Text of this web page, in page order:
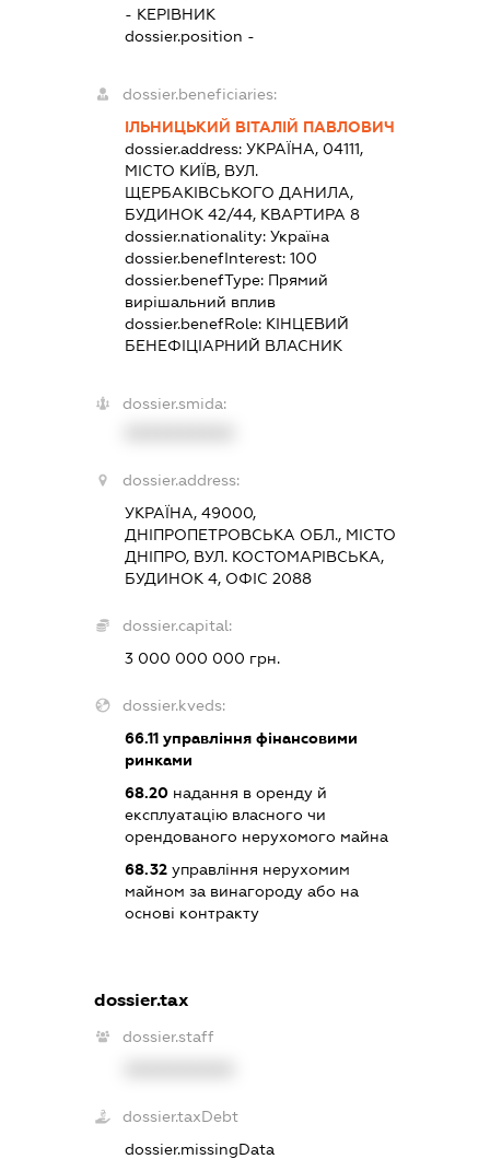
- КЕРІВНИК
dossier.position -
dossier.beneficiaries:
ІЛЬНИЦЬКИЙ ВІТАЛІЙ ПАВЛОВИЧ
dossier.address: УКРАЇНА, 04111,
МІСТО КИЇВ, ВУЛ.
ЩЕРБАКІВСЬКОГО ДАНИЛА,
БУДИНОК 42/44, КВАРТИРА 8
dossier.nationality: Україна
dossier.benefInterest: 100
dossier.benefType: Прямий
вирішальний вплив
dossier.benefRole: КІНЦЕВИЙ
БЕНЕФІЦІАРНИЙ ВЛАСНИК
dossier.smida:
dossier.address:
УКРАЇНА, 49000,
ДНІПРОПЕТРОВСЬКА ОБЛ., МІСТО
ДНІПРО, ВУЛ. КОСТОМАРІВСЬКА,
БУДИНОК 4, ОФІС 2088
dossier.capital:
3 000 000 000 грн.
dossier.kveds:
66.11управління фінансовими
ринками
68.20надання в оренду й
експлуатацію власного чи
орендованого нерухомого майна
68.32управління нерухомим
майном за винагороду або на
основі контракту
dossier.tax
dossier.staff
dossier.taxDebt
dossier.missingData